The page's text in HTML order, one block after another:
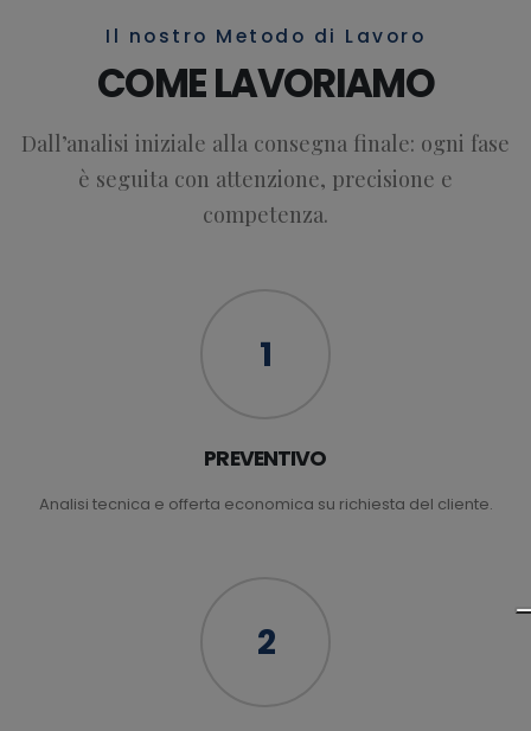
Il nostro Metodo di Lavoro
COME LAVORIAMO
Dall’analisi iniziale alla consegna finale: ogni fase
è seguita con attenzione, precisione e
competenza.
1
PREVENTIVO
Analisi tecnica e offerta economica su richiesta del cliente.
2